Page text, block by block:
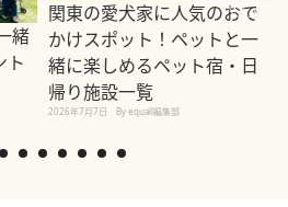
緒
ト
関東の愛犬家に人気のおで
かけスポット！ペットと一
緒に楽しめるペット宿・日
帰り施設一覧
2026年7月7日 By equall編集部